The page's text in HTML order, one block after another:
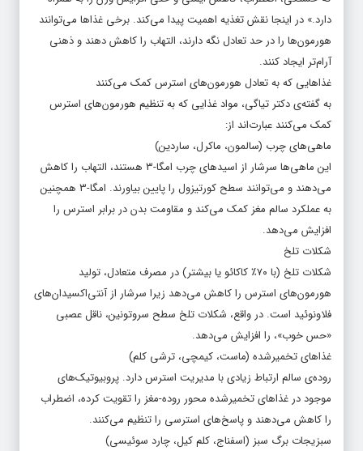
دارد.» در اینجا نقش تغذیه اهمیت پیدا می‌کند. برخی غذاها می‌توانند
هورمون‌ها را در حد تعادل نگه دارند، التهاب را کاهش دهند و ذهنی
آرام‌تر ایجاد کنند.
غذاهایی که به تعادل هورمون‌های استرس کمک می‌کنند
به گفته‌ی دکتر تیاگی، مواد غذایی که به تنظیم هورمون‌های استرس
کمک می‌کنند عبارت‌اند از:
ماهی‌های چرب (سالمون، ماکرل، ساردین)
این ماهی‌ها سرشار از اسیدهای چرب امگا-۳ هستند، التهاب را کاهش
می‌دهند و می‌توانند سطح کورتیزول را پایین بیاورند. امگا-۳ همچنین
به عملکرد سالم مغز کمک می‌کند و مقاومت بدن در برابر استرس را
افزایش می‌دهد.
شکلات تلخ
شکلات تلخ (با ۷۰٪ کاکائو یا بیشتر) در مصرف متعادل، تولید
هورمون‌های استرس را کاهش می‌دهد زیرا سرشار از آنتی‌اکسیدان‌های
فلاونوئید است. در واقع، شکلات تلخ سطح سروتونین، ناقل عصبی
«حس خوب»، را افزایش می‌دهد.
غذاهای تخمیرشده (ماست، کیمچی، ترشی کلم)
روده‌ی سالم ارتباط زیادی با مدیریت استرس دارد. پروبیوتیک‌های
موجود در غذاهای تخمیرشده محور روده-مغز را تقویت کرده، اضطراب
را کاهش می‌دهند و پاسخ‌های استرسی را تنظیم می‌کنند.
سبزیجات برگ سبز (اسفناج، کلم کیل، چارد سوئیسی)